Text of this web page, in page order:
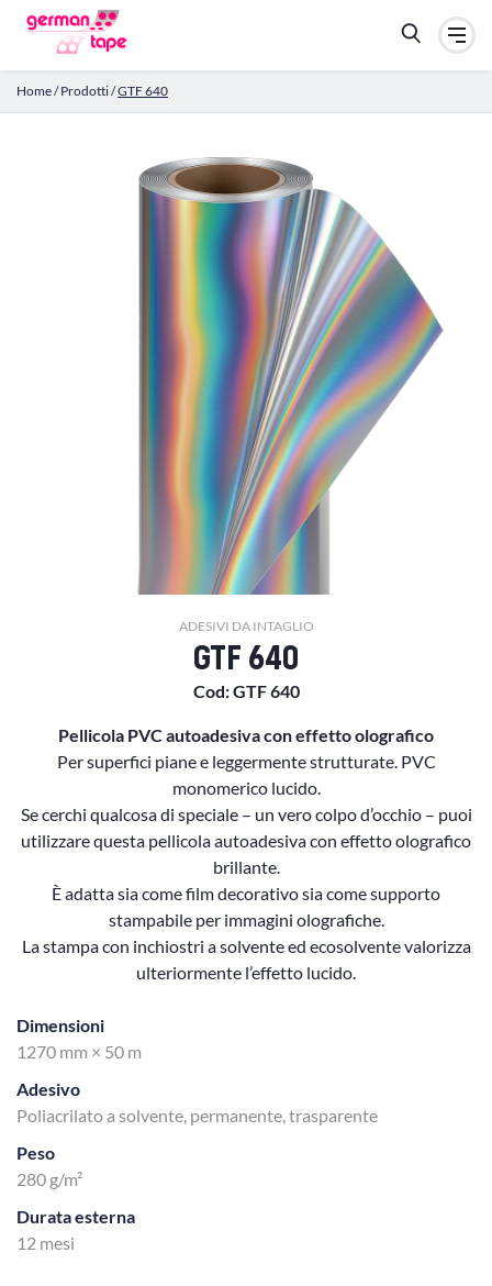
Home/Prodotti/GTF 640
ADESIVI DA INTAGLIO
GTF 640
Cod: GTF 640
Pellicola PVC autoadesiva con effetto olografico
Per superfici piane e leggermente strutturate. PVC
monomerico lucido.
Se cerchi qualcosa di speciale – un vero colpo d’occhio – puoi
utilizzare questa pellicola autoadesiva con effetto olografico
brillante.
È adatta sia come film decorativo sia come supporto
stampabile per immagini olografiche.
La stampa con inchiostri a solvente ed ecosolvente valorizza
ulteriormente l’effetto lucido.
Dimensioni
1270 mm × 50 m
Adesivo
Poliacrilato a solvente, permanente, trasparente
Peso
280 g/m²
Durata esterna
12 mesi